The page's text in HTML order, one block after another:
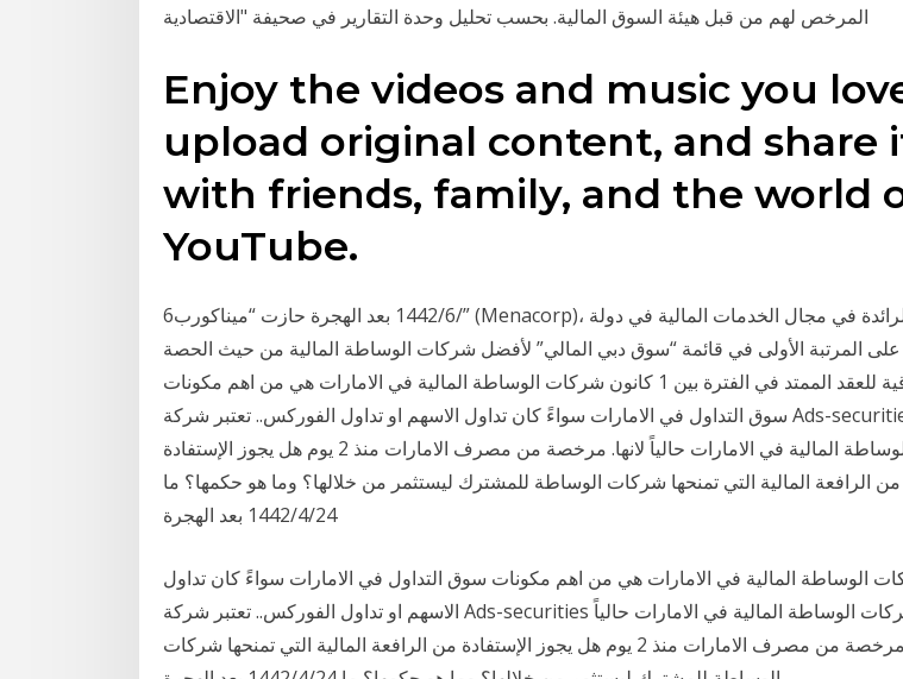
المرخص لهم من قبل هيئة السوق المالية. بحسب تحليل وحدة التقارير في صحيفة "الاقتصادية
Enjoy the videos and music you
upload original content, and share
with friends, family, and the world
YouTube.
6‏‏/6‏‏/1442 بعد الهجرة حازت “ميناكورب” (Menacorp)، الشركة الرائدة في مجال الخدمات المالية في دولة
على المرتبة الأولى في قائمة “سوق دبي المالي” لأفضل شركات الوساطة المالية من حيث الحصة
السوقية للعقد الممتد في الفترة بين 1 كانون شركات الوساطة المالية في الامارات هي من اهم مكونات
سوق التداول في الامارات سواءً كان تداول الاسهم او تداول الفوركس.. تعتبر شركة Ads-securities افضل
شركات الوساطة المالية في الامارات حالياً لانها. مرخصة من مصرف الامارات منذ 2 يوم هل يجوز الإستفادة
من الرافعة المالية التي تمنحها شركات الوساطة للمشترك ليستثمر من خلالها؟ وما هو حكمها؟ ما
24‏‏/4‏‏/1442 بعد الهجرة
الوساطة المالية في الامارات هي من اهم مكونات سوق التداول في الامارات سواءً كان تداول
الاسهم او تداول الفوركس.. تعتبر شركة Ads-securities افضل شركات الوساطة المالية في الامارات حالياً
لانها. مرخصة من مصرف الامارات منذ 2 يوم هل يجوز الإستفادة من الرافعة المالية التي تمنحها شركات